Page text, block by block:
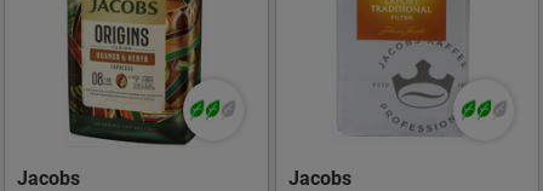
Jacobs Jacobs